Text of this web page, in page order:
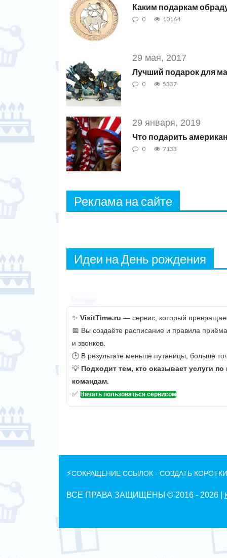
Каким подаркам
0 10164
29 мая, 2017
Лучший подарок для
0 5337
29 января, 2019
Что подарить
0 7133
Реклама на сайте
Идеи на День рождения
✨ VisitTime.ru — сервис, который
📅 Вы создаёте расписание и правила
и звонков.
🕒 В результате меньше путаницы, больше
💡 Подходит тем, кто оказывает услуги
командам.
✅ Начать пользоваться сервисом
⚡СОКРАЩЕНИЕ ССЫЛОК - СОЗДАТЬ
ВСЕ ПРАВА ЗАЩИЩЕНЫ © 2016 - 2026 |